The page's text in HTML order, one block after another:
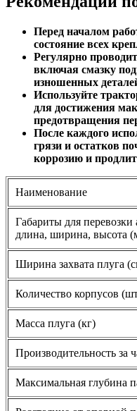
Рекомендации
Перед началом
состояние всех
Регулярно
включая смазку
изношенных
Используйте
для достижения
предотвращения
После каждого
грязи и остатков
Наименование
Габариты для перевозки
длина, ширина, высота
Ширина захвата плуга
Количество корпусов
Масса плуга (кг)
Производительность за
Максимальная глубина